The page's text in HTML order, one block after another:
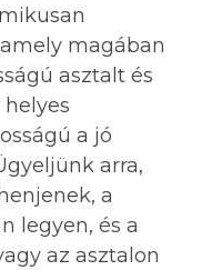
magában
asztalt és
a jó
arra,
a
legyen, és a
az asztalon